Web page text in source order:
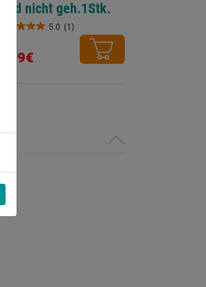
wird nicht geh.1Stk.
5.0 (1)
6,99€